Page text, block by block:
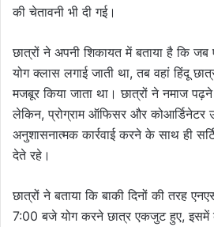
की चेतावनी भी दी गई।
छात्रों ने अपनी शिकायत में बताया है कि
योग क्लास लगाई जाती था, तब वहां हिंदू
मजबूर किया जाता था। छात्रों ने नमाज पढ़ने
लेकिन, प्रोग्राम ऑफिसर और कोआर्डिनेटर
अनुशासनात्मक कार्रवाई करने के साथ ही
देते रहे।
छात्रों ने बताया कि बाकी दिनों की तरह
7:00 बजे योग करने छात्र एकजुट हुए,